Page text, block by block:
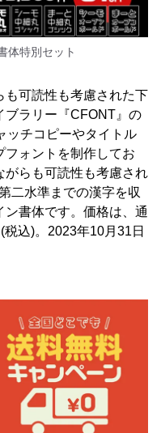
体特別セット
も可読性も考慮された下
ブラリー『CFONT』の
ッチコピーやタイトル
フォントを制作してお
がらも可読性も考慮され
二水準までの漢字を収
書体です。価格は、通
込)。2023年10月31日